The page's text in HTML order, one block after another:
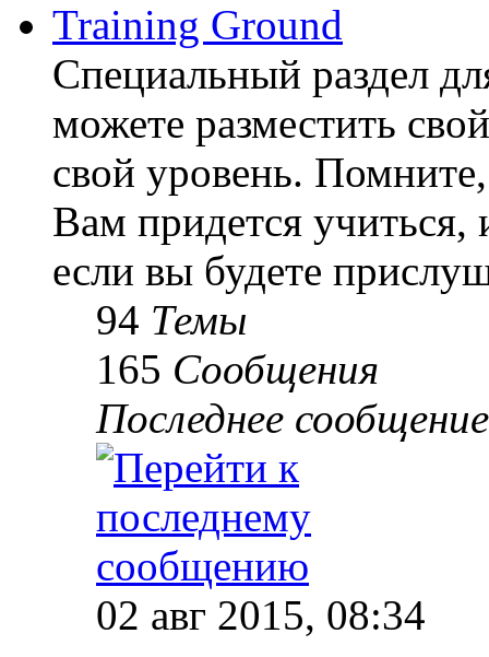
Training Ground
Специальный раздел
можете разместить
свой уровень. Помните,
Вам придется учиться,
если вы будете
94 Темы
165 Сообщения
Последнее сообщение
02 авг 2015, 08:34